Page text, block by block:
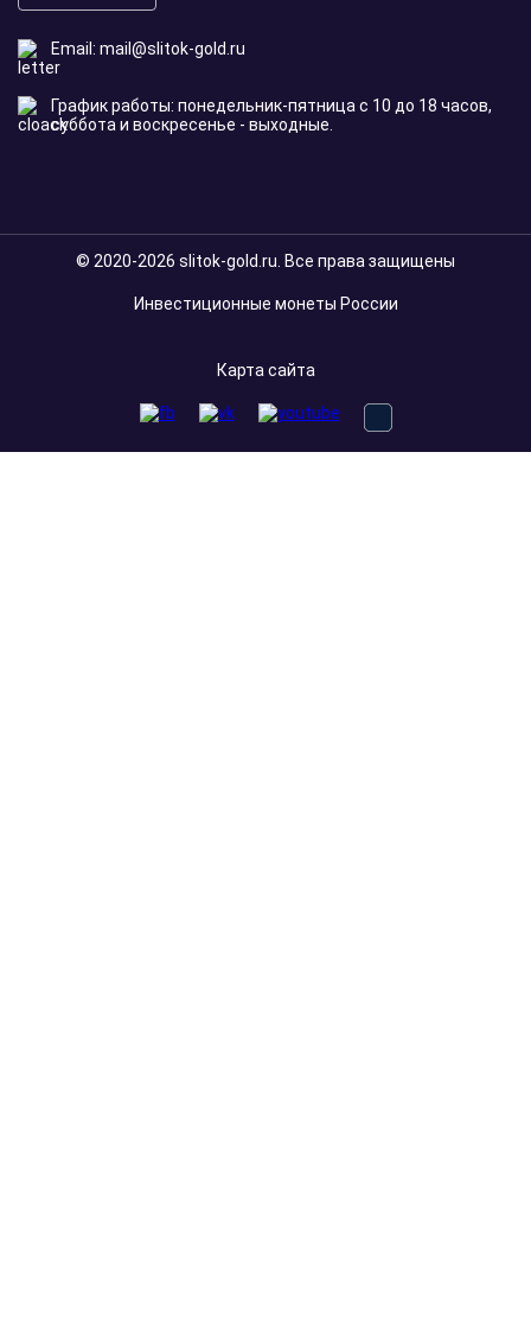
Email: mail@slitok-gold.ru
График работы: понедельник-пятница с 10 до 18 часов,
суббота и воскресенье - выходные.
© 2020-2026 slitok-gold.ru. Все права защищены
Инвестиционные монеты России
Карта сайта